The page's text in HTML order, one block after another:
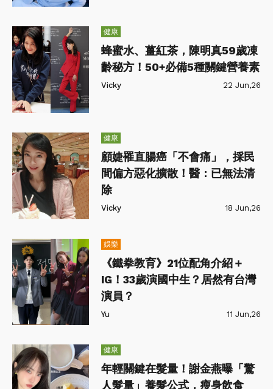
健康
蜂蜜水、薑紅茶，陳明真59歲凍
齡秘方！50+必備5種關鍵營養素
Vicky 22 Jun,26
健康
顧婕罹直腸癌「不會痛」，採民
間偏方惡化擴散！醫：已無法清
除
Vicky 18 Jun,26
娛樂
《鐵拳教育》21位配角介紹＋
IG！33歲演國中生？居然有台灣
演員？
Yu 11 Jun,26
健康
年輕關鍵在髮量！謝金燕曝「驚
人髮量」養髮公式，瘦身飲食